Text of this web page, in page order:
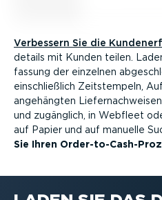
Verbessern Sie die
de­tails mit Kunden teilen.
fassung der einzelnen
einschließlich Zeits­tempeln,
angehängten
und zugänglich, in Webfleet
auf Papier und auf manuelle
Sie Ihren Order-­to-­Cas­h-­